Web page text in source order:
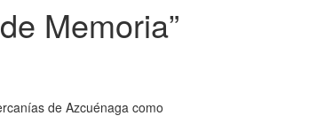
Memoria”
de Azcuénaga como